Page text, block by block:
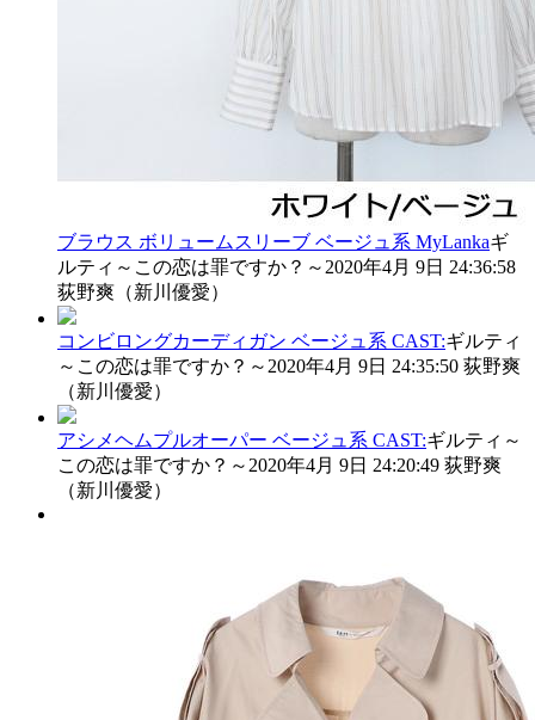
ブラウス ボリュームスリーブ ベージュ系 MyLankaギ
ルティ～この恋は罪ですか？～ 2020年4月 9日 24:36:58
荻野爽（新川優愛）
コンビロングカーディガン ベージュ系 CAST:ギルティ
～この恋は罪ですか？～ 2020年4月 9日 24:35:50 荻野爽
（新川優愛）
アシメヘムプルオーパー ベージュ系 CAST:ギルティ～
この恋は罪ですか？～ 2020年4月 9日 24:20:49 荻野爽
（新川優愛）